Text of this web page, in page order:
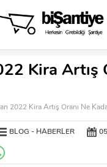
Kira Artış
2022 Kira Artış Oranı Ne
BLOG HABERLER